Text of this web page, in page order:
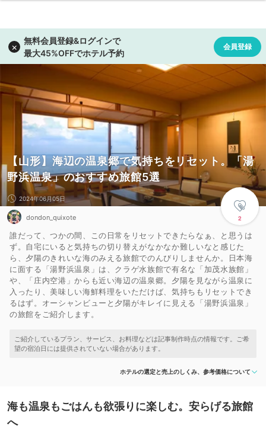
【山形】海辺の温泉郷で気持ちをリセット。「湯
野浜温泉」のおすすめ旅館5選
2
2024年06月05日
dondon_quixote
誰だって、つかの間、この日常をリセットできたらなぁ、と思うは
ず。自宅にいると気持ちの切り替えがなかなか難しいなと感じた
ら、夕陽のきれいな海のみえる旅館でのんびりしませんか。日本海
に面する「湯野浜温泉」は、クラゲ水族館で有名な「加茂水族館」
や、「庄内空港」からも近い海辺の温泉郷。夕陽を見ながら温泉に
入ったり、美味しい海鮮料理をいただけば、気持ちもリセットでき
るはず。オーシャンビューと夕陽がキレイに見える「湯野浜温泉」
の旅館をご紹介します。
ホテルの選定と売上のしくみ、参考価格について
海も温泉もごはんも欲張りに楽しむ。安らげる旅館
へ